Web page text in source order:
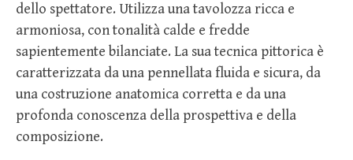
dello spettatore. Utilizza una tavolozza ricca e
armoniosa, con tonalità calde e fredde
sapientemente bilanciate. La sua tecnica pittorica è
caratterizzata da una pennellata fluida e sicura, da
una costruzione anatomica corretta e da una
profonda conoscenza della prospettiva e della
composizione.